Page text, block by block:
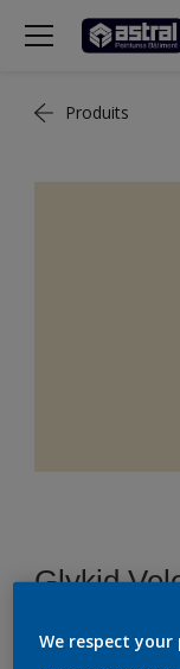
Produits
Glykid
G0.09.85
We respect your